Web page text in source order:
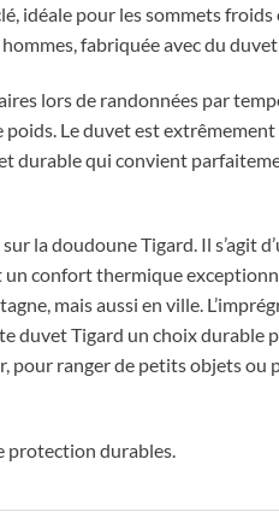
idéale pour les sommets froids
fabriquée avec du
lors de randonnées par
Le duvet est
durable qui convient
la doudoune Tigard. Il s’agit
confort thermique
mais aussi en ville.
duvet Tigard un choix durable
pour ranger de petits objets
protection durables.